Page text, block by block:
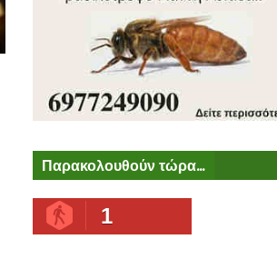
Παρακολουθούν τώρα...
1